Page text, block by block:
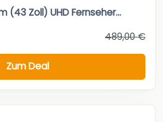
(43 Zoll) UHD Fernseher...
489,00 €
Zum Deal